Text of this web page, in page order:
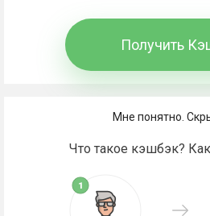
Мне понятно.
Что такое кэшбэк? Как
Получить